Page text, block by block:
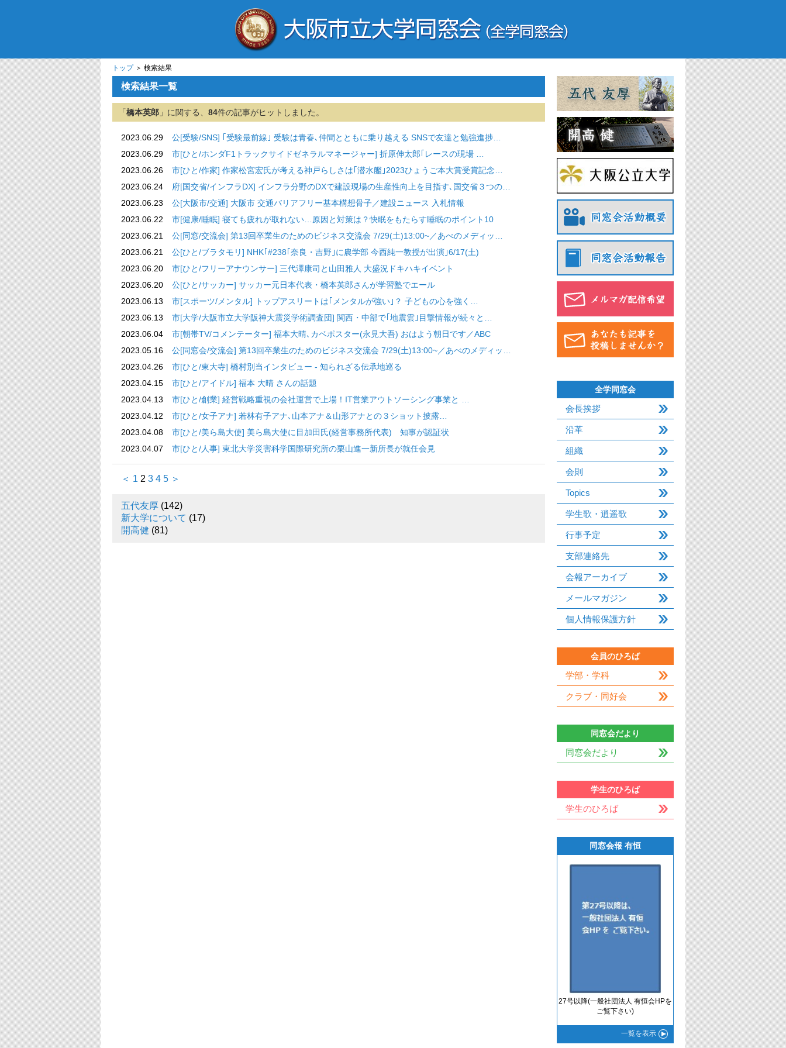
トップ＞ 検索結果
検索結果一覧
「 橋本英郎 」に関する、 84件の記事がヒットしました。
2023.06.29
公[受験/SNS] ｢受験最前線｣ 受験は青春､仲間とともに乗り越える SNSで友達と勉強進捗…
2023.06.29
市[ひと/ホンダF1トラックサイドゼネラルマネージャー] 折原伸太郎｢レースの現場 …
2023.06.26
市[ひと/作家] 作家松宮宏氏が考える神戸らしさは｢潜水艦｣2023ひょうご本大賞受賞記念…
2023.06.24
府[国交省/インフラDX] インフラ分野のDXで建設現場の生産性向上を目指す､国交省３つの…
2023.06.23
公[大阪市/交通] 大阪市 交通バリアフリー基本構想骨子／建設ニュース 入札情報
2023.06.22
市[健康/睡眠] 寝ても疲れが取れない…原因と対策は？快眠をもたらす睡眠のポイント10
2023.06.21
公[同窓/交流会] 第13回卒業生のためのビジネス交流会 7/29(土)13:00~／あべのメディッ…
2023.06.21
公[ひと/ブラタモリ] NHK｢#238｢奈良・吉野｣に農学部 今西純一教授が出演｣6/17(土)
2023.06.20
市[ひと/フリーアナウンサー] 三代澤康司と山田雅人 大盛況ドキハキイベント
2023.06.20
公[ひと/サッカー] サッカー元日本代表・橋本英郎さんが学習塾でエール
2023.06.13
市[スポーツ/メンタル] トップアスリートは｢メンタルが強い｣？ 子どもの心を強く…
2023.06.13
市[大学/大阪市立大学阪神大震災学術調査団] 関西・中部で｢地震雲｣目撃情報が続々と…
2023.06.04
市[朝帯TV/コメンテーター] 福本大晴､カベポスター(永見大吾) おはよう朝日です／ABC
2023.05.16
公[同窓会/交流会] 第13回卒業生のためのビジネス交流会 7/29(土)13:00~／あべのメディッ…
2023.04.26
市[ひと/東大寺] 橋村別当インタビュー - 知られざる伝承地巡る
2023.04.15
市[ひと/アイドル] 福本 大晴 さんの話題
2023.04.13
市[ひと/創業] 経営戦略重視の会社運営で上場！IT営業アウトソーシング事業と …
2023.04.12
市[ひと/女子アナ] 若林有子アナ､山本アナ＆山形アナとの３ショット披露…
2023.04.08
市[ひと/美ら島大使] 美ら島大使に目加田氏(経営事務所代表) 知事が認証状
2023.04.07
市[ひと/人事] 東北大学災害科学国際研究所の栗山進一新所長が就任会見
＜ 1 2 3 4 5 ＞
五代友厚 (142)
新大学について (17)
開高健 (81)
全学同窓会
会長挨拶
沿革
組織
会則
Topics
学生歌・逍遥歌
行事予定
支部連絡先
会報アーカイブ
メールマガジン
個人情報保護方針
会員のひろば
学部・学科
クラブ・同好会
同窓会だより
同窓会だより
学生のひろば
学生のひろば
同窓会報 有恒
27号以降(一般社団法人 有恒会HPを
ご覧下さい)
一覧を表示